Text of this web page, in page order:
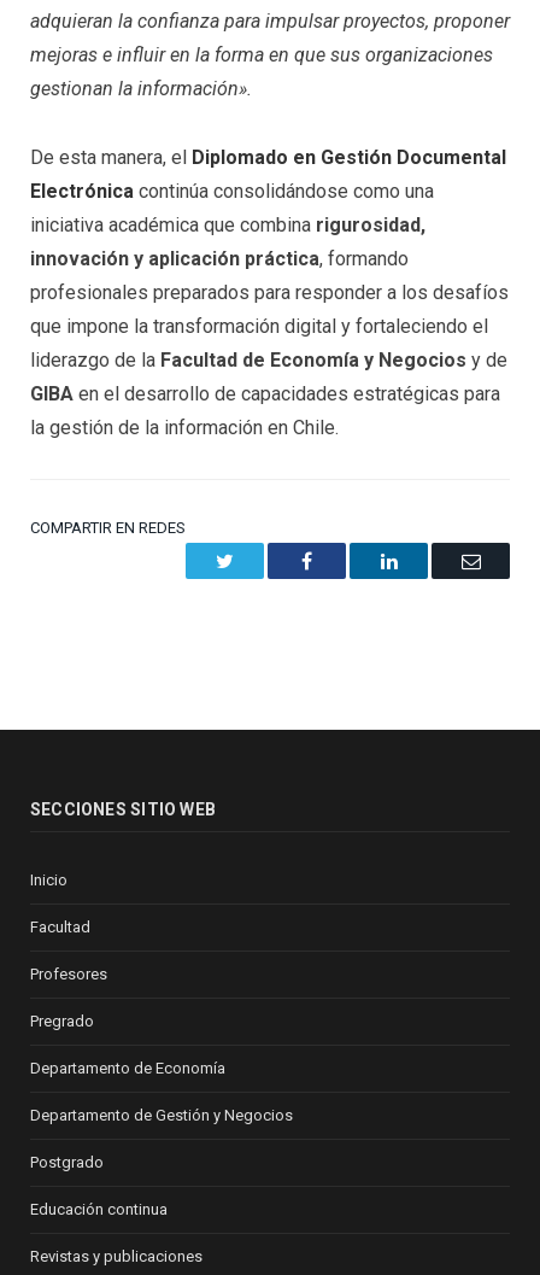
adquieran la confianza para impulsar proyectos, proponer
mejoras e influir en la forma en que sus organizaciones
gestionan la información».
De esta manera, el
Diplomado en Gestión Documental
Electrónica continúa consolidándose como una
iniciativa académica que combina rigurosidad,
innovación y aplicación práctica, formando
profesionales preparados para responder a los desafíos
que impone la transformación digital y fortaleciendo el
liderazgo de la Facultad de Economía y Negocios y de
GIBA en el desarrollo de capacidades estratégicas para
la gestión de la información en Chile.
COMPARTIR EN REDES
Facebook LinkedIn Email
SECCIONES SITIO WEB
Inicio
Facultad
Profesores
Pregrado
Departamento de Economía
Departamento de Gestión y Negocios
Postgrado
Educación continua
Revistas y publicaciones